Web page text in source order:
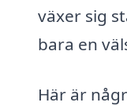
växer sig
bara en
Här är